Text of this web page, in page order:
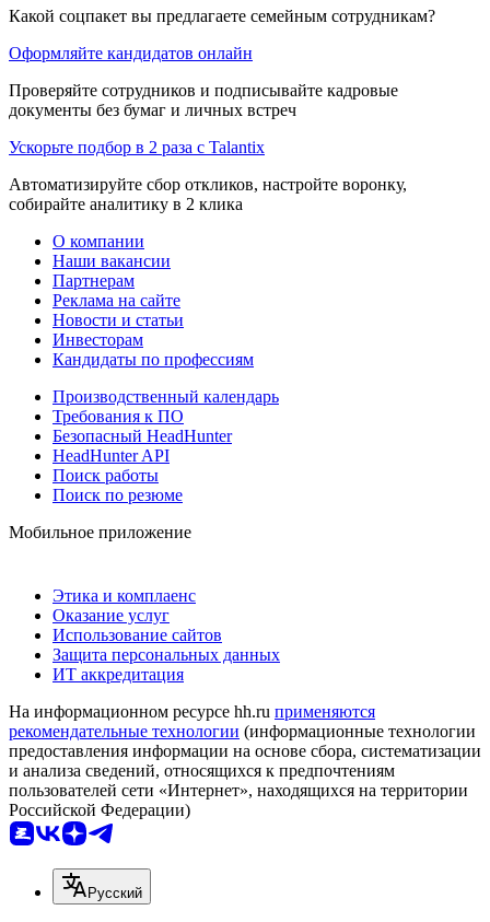
Какой соцпакет вы предлагаете семейным сотрудникам?
Оформляйте кандидатов онлайн
Проверяйте сотрудников и подписывайте кадровые
документы без бумаг и личных встреч
Ускорьте подбор в 2 раза с Talantix
Автоматизируйте сбор откликов, настройте воронку,
собирайте аналитику в 2 клика
О компании
Наши вакансии
Партнерам
Реклама на сайте
Новости и статьи
Инвесторам
Кандидаты по профессиям
Производственный календарь
Требования к ПО
Безопасный HeadHunter
HeadHunter API
Поиск работы
Поиск по резюме
Мобильное приложение
Этика и комплаенс
Оказание услуг
Использование сайтов
Защита персональных данных
ИТ аккредитация
На информационном ресурсе hh.ru применяются
рекомендательные технологии (информационные технологии
предоставления информации на основе сбора, систематизации
и анализа сведений, относящихся к предпочтениям
пользователей сети «Интернет», находящихся на территории
Российской Федерации)
Русский